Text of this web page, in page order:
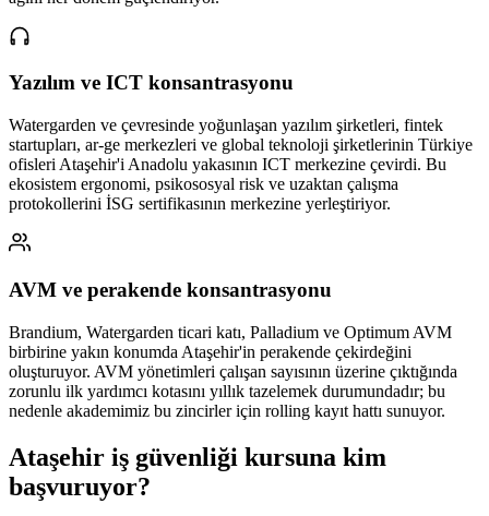
Yazılım ve ICT konsantrasyonu
Watergarden ve çevresinde yoğunlaşan yazılım şirketleri, fintek
startupları, ar-ge merkezleri ve global teknoloji şirketlerinin Türkiye
ofisleri Ataşehir'i Anadolu yakasının ICT merkezine çevirdi. Bu
ekosistem ergonomi, psikososyal risk ve uzaktan çalışma
protokollerini İSG sertifikasının merkezine yerleştiriyor.
AVM ve perakende konsantrasyonu
Brandium, Watergarden ticari katı, Palladium ve Optimum AVM
birbirine yakın konumda Ataşehir'in perakende çekirdeğini
oluşturuyor. AVM yönetimleri çalışan sayısının üzerine çıktığında
zorunlu ilk yardımcı kotasını yıllık tazelemek durumundadır; bu
nedenle akademimiz bu zincirler için rolling kayıt hattı sunuyor.
Ataşehir iş güvenliği kursuna kim
başvuruyor?